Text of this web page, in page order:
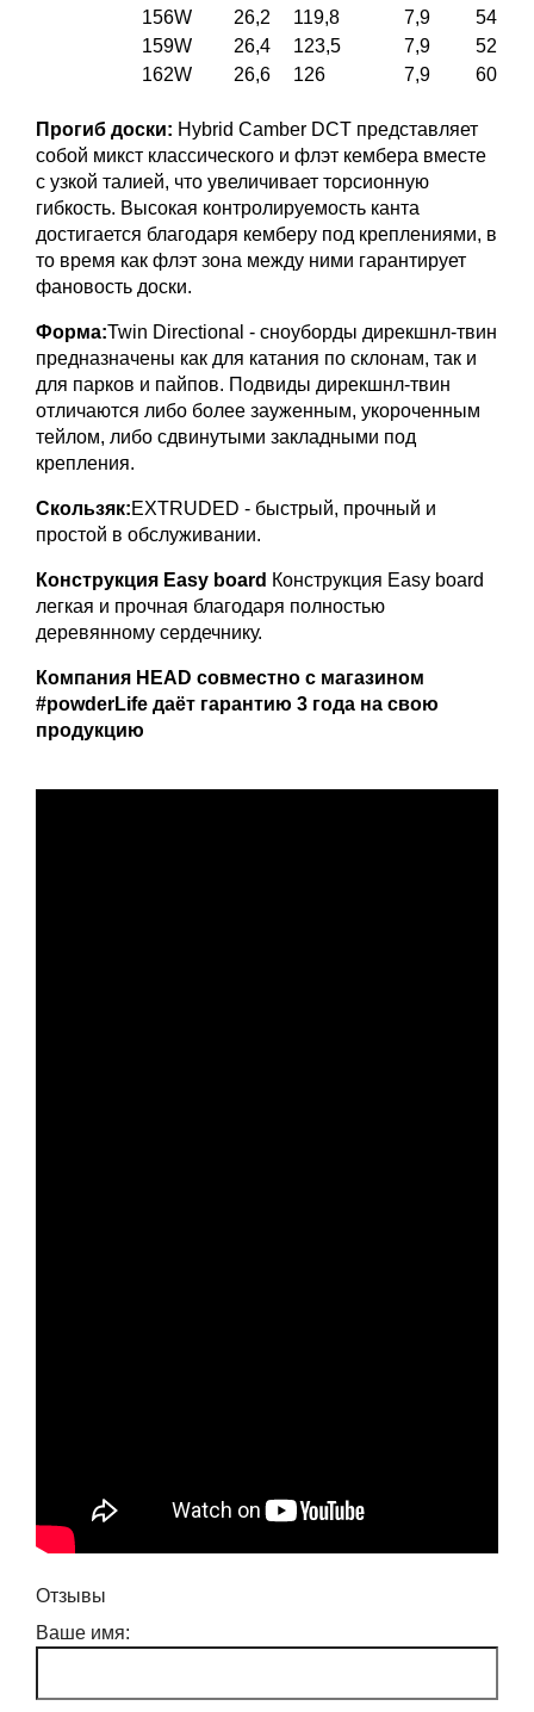
156W
26,2 119,8 7,9
54
159W
26,4 123,5 7,9
52
162W
26,6 126 7,9 60
Прогиб доски: Hybrid Camber DCT представляет
собой микст классического и флэт кембера вместе
с узкой талией, что увеличивает торсионную
гибкость. Высокая контролируемость канта
достигается благодаря кемберу под креплениями, в
то время как флэт зона между ними гарантирует
фановость доски.
Форма:Twin Directional - сноуборды дирекшнл-твин
предназначены как для катания по склонам, так и
для парков и пайпов. Подвиды дирекшнл-твин
отличаются либо более зауженным, укороченным
тейлом, либо сдвинутыми закладными под
крепления.
Скользяк:EXTRUDED - быстрый, прочный и
простой в обслуживании.
Конструкция Easy board Конструкция Easy board
легкая и прочная благодаря полностью
деревянному сердечнику.
Компания HEAD совместно с магазином
#powderLife даёт гарантию 3 года на свою
продукцию
Отзывы
Ваше имя: